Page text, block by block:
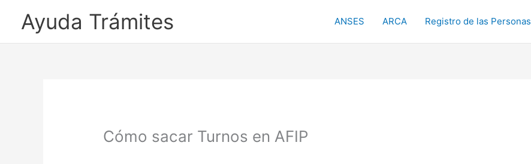
Ayuda Trámites ANSES ARCA Registro de las Personas
Cómo sacar Turnos en AFIP